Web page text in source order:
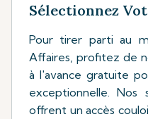
Sélectionnez
Pour tirer parti au
Affaires, profitez de
à l'avance gratuite
exceptionnelle. Nos
offrent un accès